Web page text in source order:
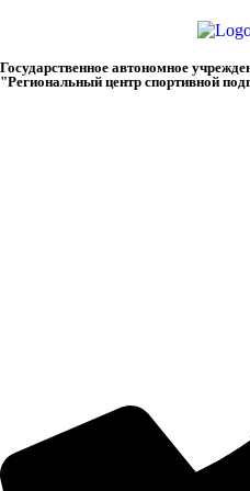
Государственное автономное
"Региональный центр спортивной